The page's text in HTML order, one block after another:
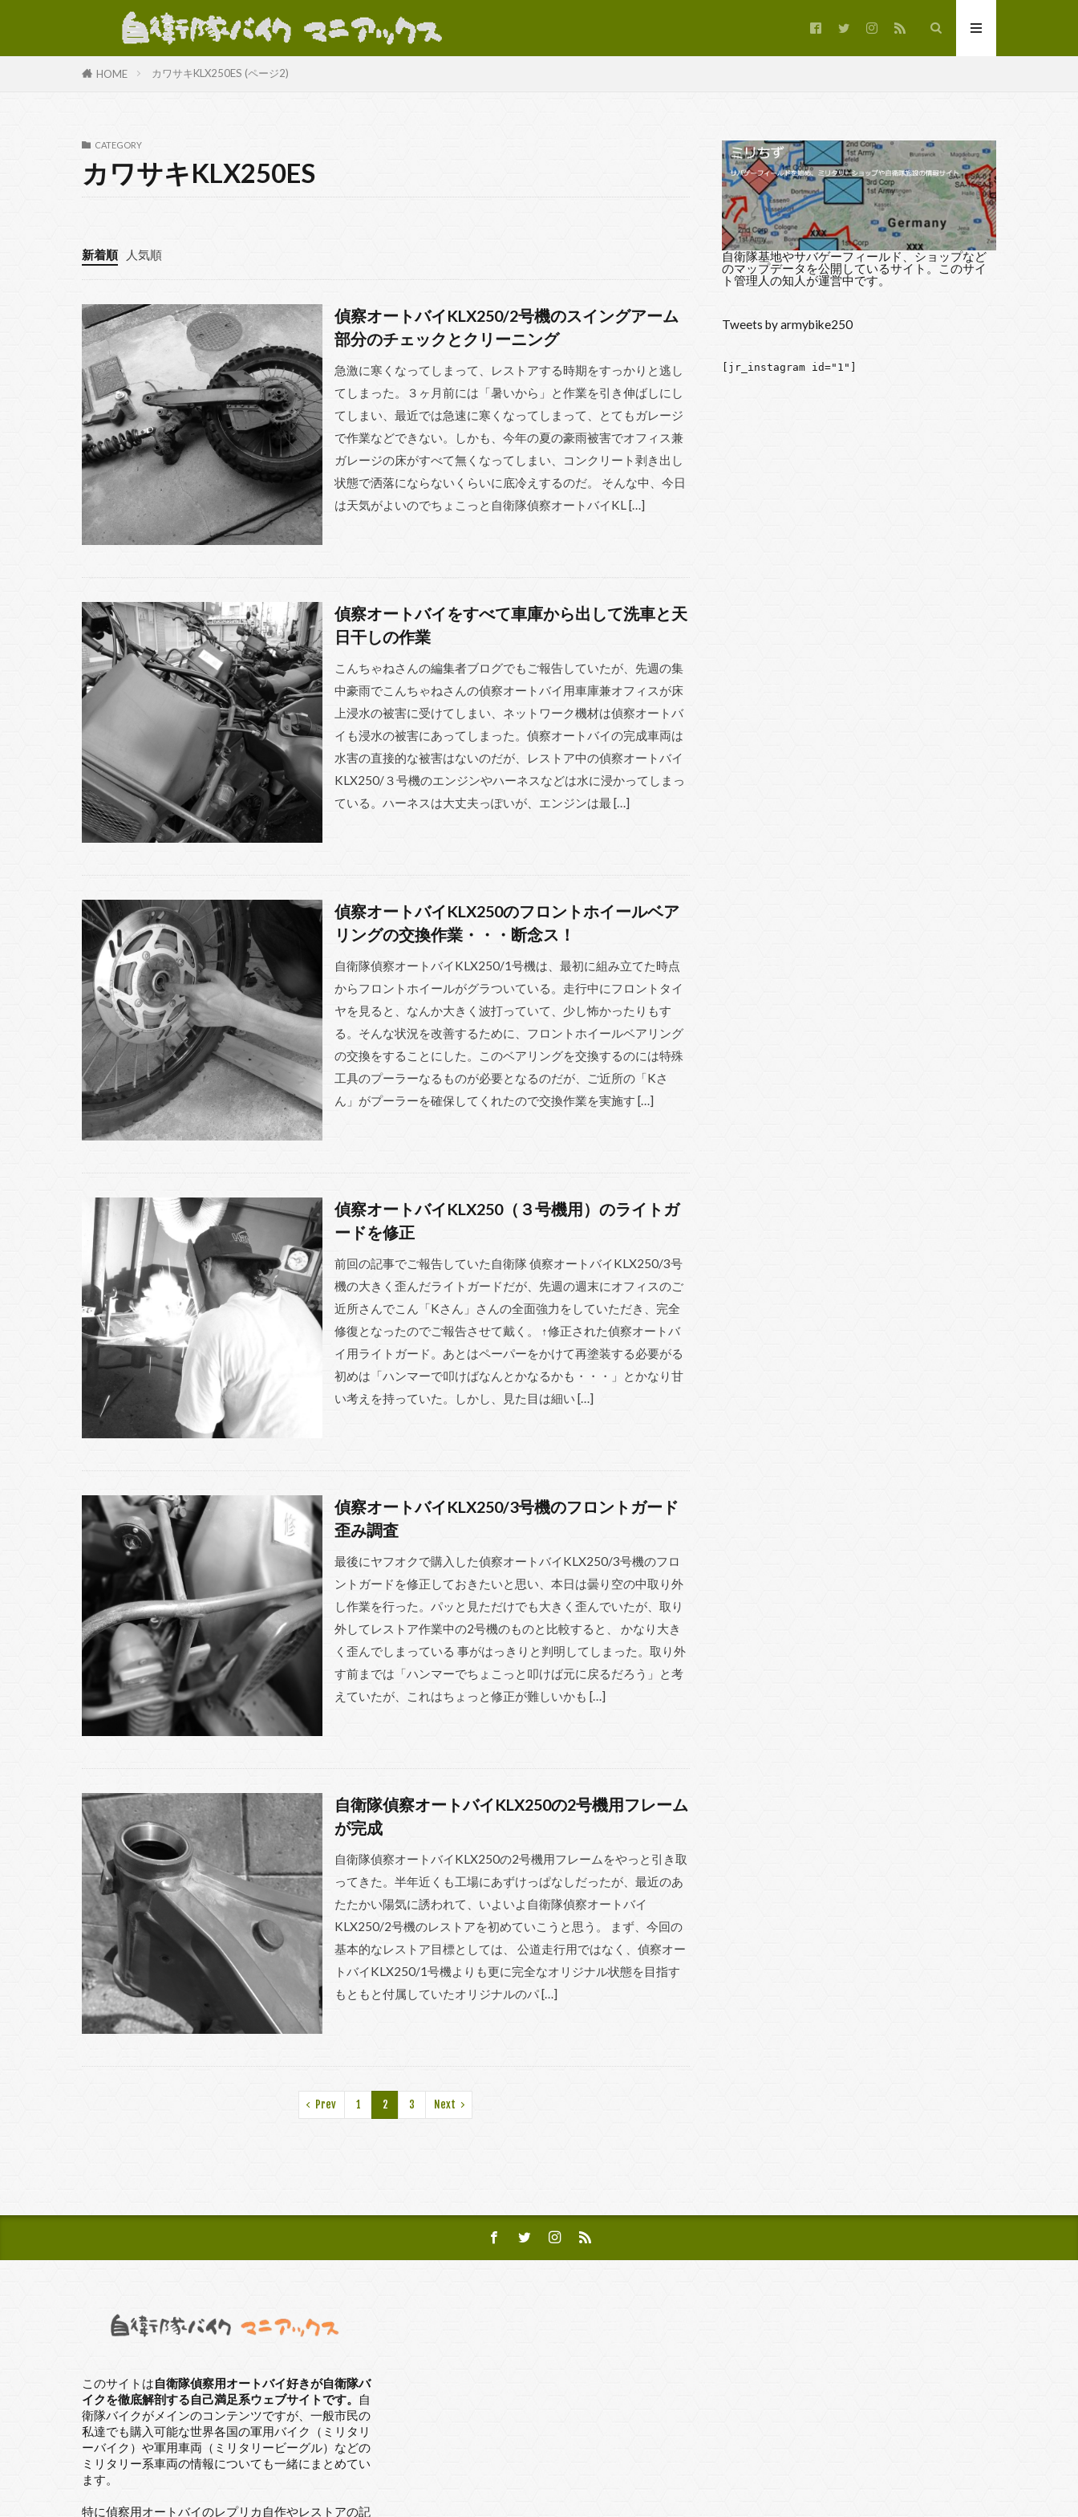
HOME カワサキKLX250ES (ページ2)
CATEGORY
カワサキKLX250ES
新着順 人気順
偵察オートバイKLX250/2号機のスイングアーム
部分のチェックとクリーニング
急激に寒くなってしまって、レストアする時期をすっかりと逃し
てしまった。３ヶ月前には「暑いから」と作業を引き伸ばしにし
てしまい、最近では急速に寒くなってしまって、とてもガレージ
で作業などできない。しかも、今年の夏の豪雨被害でオフィス兼
ガレージの床がすべて無くなってしまい、コンクリート剥き出し
状態で洒落にならないくらいに底冷えするのだ。 そんな中、今日
は天気がよいのでちょこっと自衛隊偵察オートバイKL […]
偵察オートバイをすべて車庫から出して洗車と天
日干しの作業
こんちゃねさんの編集者ブログでもご報告していたが、先週の集
中豪雨でこんちゃねさんの偵察オートバイ用車庫兼オフィスが床
上浸水の被害に受けてしまい、ネットワーク機材は偵察オートバ
イも浸水の被害にあってしまった。偵察オートバイの完成車両は
水害の直接的な被害はないのだが、レストア中の偵察オートバイ
KLX250/３号機のエンジンやハーネスなどは水に浸かってしまっ
ている。ハーネスは大丈夫っぽいが、エンジンは最 […]
偵察オートバイKLX250のフロントホイールベア
リングの交換作業・・・断念ス！
自衛隊偵察オートバイKLX250/1号機は、最初に組み立てた時点
からフロントホイールがグラついている。走行中にフロントタイ
ヤを見ると、なんか大きく波打っていて、少し怖かったりもす
る。そんな状況を改善するために、フロントホイールベアリング
の交換をすることにした。このベアリングを交換するのには特殊
工具のプーラーなるものが必要となるのだが、ご近所の「Kさ
ん」がプーラーを確保してくれたので交換作業を実施す […]
偵察オートバイKLX250（３号機用）のライトガ
ードを修正
前回の記事でご報告していた自衛隊 偵察オートバイKLX250/3号
機の大きく歪んだライトガードだが、先週の週末にオフィスのご
近所さんでこん「Kさん」さんの全面強力をしていただき、完全
修復となったのでご報告させて戴く。 ↑修正された偵察オートバ
イ用ライトガード。あとはペーパーをかけて再塗装する必要がる
初めは「ハンマーで叩けばなんとかなるかも・・・」とかなり甘
い考えを持っていた。しかし、見た目は細い […]
偵察オートバイKLX250/3号機のフロントガード
歪み調査
最後にヤフオクで購入した偵察オートバイKLX250/3号機のフロ
ントガードを修正しておきたいと思い、本日は曇り空の中取り外
し作業を行った。パッと見ただけでも大きく歪んでいたが、取り
外してレストア作業中の2号機のものと比較すると、 かなり大き
く歪んでしまっている 事がはっきりと判明してしまった。取り外
す前までは「ハンマーでちょこっと叩けば元に戻るだろう」と考
えていたが、これはちょっと修正が難しいかも […]
自衛隊偵察オートバイKLX250の2号機用フレーム
が完成
自衛隊偵察オートバイKLX250の2号機用フレームをやっと引き取
ってきた。半年近くも工場にあずけっぱなしだったが、最近のあ
たたかい陽気に誘われて、いよいよ自衛隊偵察オートバイ
KLX250/2号機のレストアを初めていこうと思う。 まず、今回の
基本的なレストア目標としては、 公道走行用ではなく、偵察オー
トバイKLX250/1号機よりも更に完全なオリジナル状態を目指す
もともと付属していたオリジナルのパ […]
Prev 1 2 3 Next
自衛隊基地やサバゲーフィールド、ショップなど
のマップデータを公開しているサイト。このサイ
ト管理人の知人が運営中です。
Tweets by armybike250
[jr_instagram id="1"]
このサイトは自衛隊偵察用オートバイ好きが自衛隊バ
イクを徹底解剖する自己満足系ウェブサイトです。
自
衛隊バイクがメインのコンテンツですが、一般市民の
私達でも購入可能な世界各国の軍用バイク（ミリタリ
ーバイク）や軍用車両（ミリタリービーグル）などの
ミリタリー系車両の情報についても一緒にまとめてい
ます。
特に偵察用オートバイのレプリカ自作やレストアの記
KLX250
ホンダXLR250R